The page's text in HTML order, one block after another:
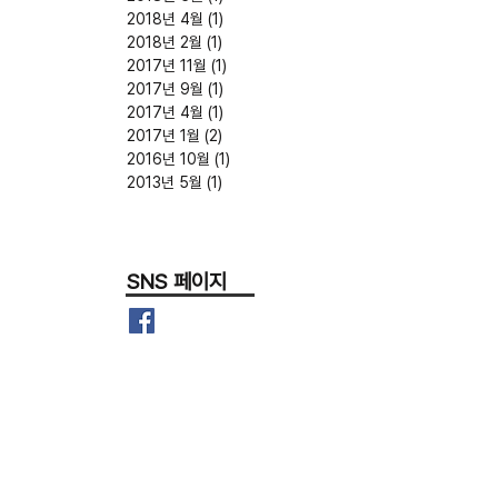
2018년 4월 (1)
2018년 2월 (1)
2017년 11월 (1)
2017년 9월 (1)
2017년 4월 (1)
2017년 1월 (2)
2016년 10월 (1)
2013년 5월 (1)
SNS 페이지